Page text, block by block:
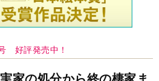
好評発売中！